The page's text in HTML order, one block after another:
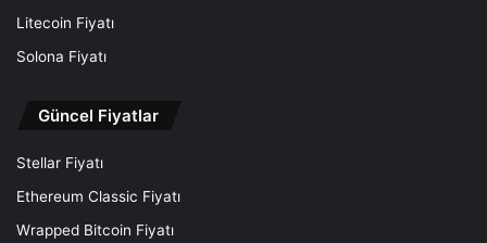
Litecoin Fiyatı
Solona Fiyatı
Güncel Fiyatlar
Stellar Fiyatı
Ethereum Classic Fiyatı
Wrapped Bitcoin Fiyatı